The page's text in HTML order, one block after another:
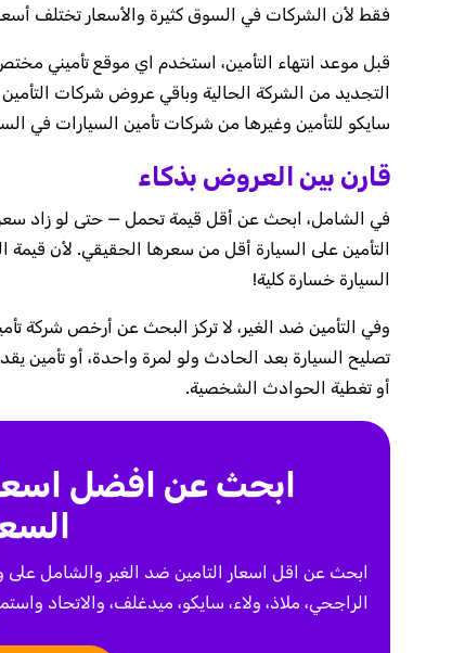
فقط لأن الشركات في السوق كثيرة والأسعار تختلف
قبل موعد انتهاء التأمين، استخدم اي موقع تأميني
التجديد من الشركة الحالية وباقي عروض شركات
سايكو للتأمين وغيرها من شركات تأمين السيارات في
قارن بين العروض بذكاء
التأمين على السيارة أقل من سعرها الحقيقي. لأن قيمة
السيارة خسارة كلية!
وفي التأمين ضد الغير، لا تركز البحث عن أرخص شركة
تصليح السيارة بعد الحادث ولو لمرة واحدة، أو
أو تغطية الحوادث الشخصية.
ابحث عن افضل
ابحث عن اقل اسعار التامين ضد الغير والشامل
الراجحي، ملاذ، ولاء، سايكو، ميدغلف، والاتحاد واستمتع بخصم حتى 50٪